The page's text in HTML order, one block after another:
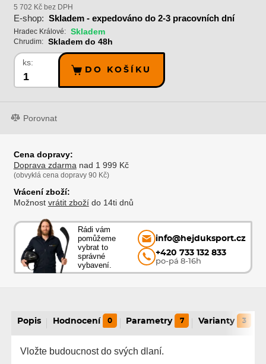
5 702 Kč bez DPH
E-shop: Skladem - expedováno do 2-3 pracovních dní
Hradec Králové: Skladem
Chrudim: Skladem do 48h
ks:
DO KOŠÍKU
Porovnat
Cena dopravy:
Doprava zdarma nad 1 999 Kč
(obvyklá cena dopravy 90 Kč)
Vrácení zboží:
Možnost vrátit zbožído 14ti dnů
Rádi vám
pomůžeme
vybrat to
správné
vybavení.
info@hejduksport.cz
+420 733 132 833
po-pá 8-16h
Popis Hodnocení 0 Parametry 7 Varianty 3
Vložte budoucnost do svých dlaní.